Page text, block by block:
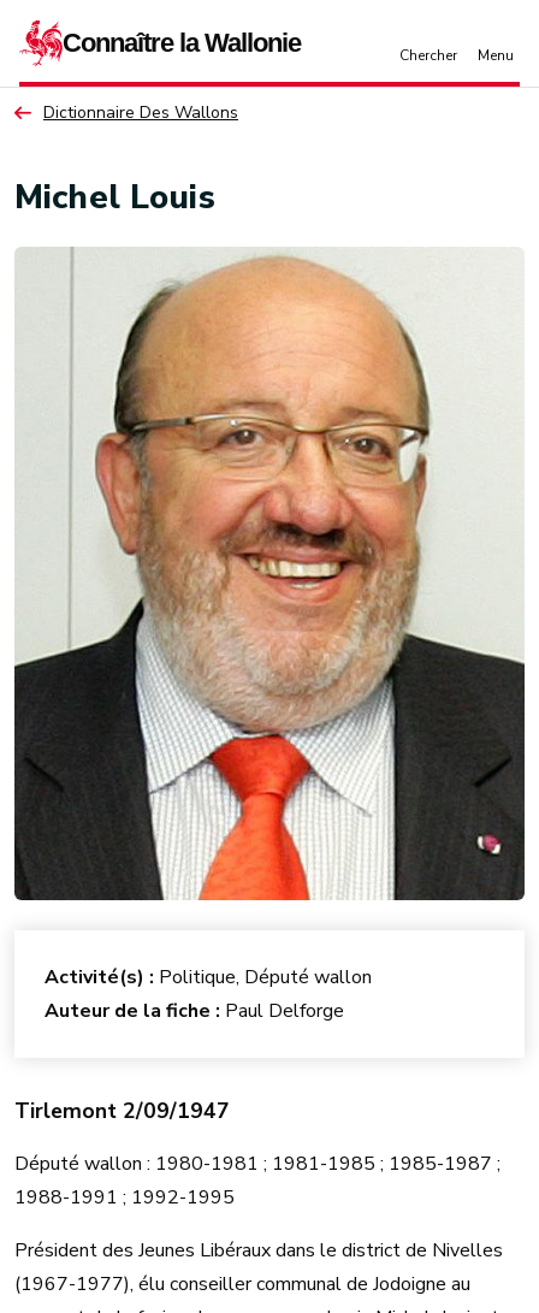
Dictionnaire Des Wallons
Michel Louis
Tirlemont 2/09/1947
Député wallon : 1980-1981 ; 1981-1985 ; 1985-1987 ;
1988-1991 ; 1992-1995
Président des Jeunes Libéraux dans le district de Nivelles
(1967-1977), élu conseiller communal de Jodoigne au
Activité(s) : Politique, Député wallon
Auteur de la fiche : Paul Delforge